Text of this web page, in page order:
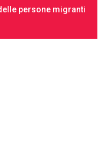
persone migranti